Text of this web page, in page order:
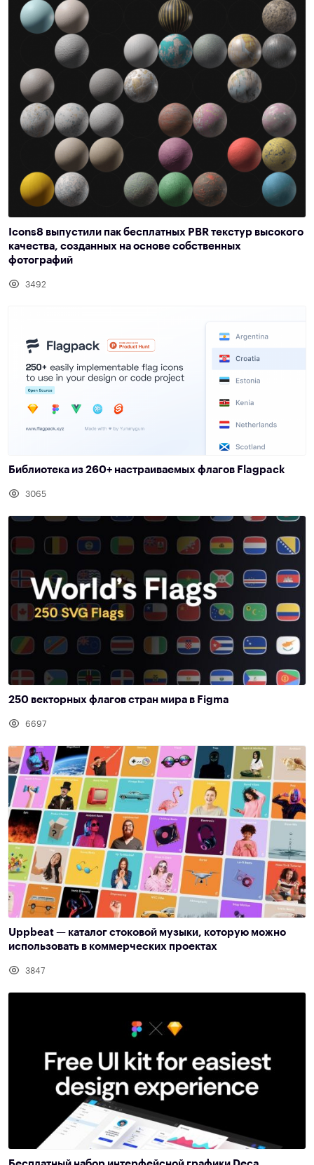
Icons8 выпустили пак бесплатных PBR текстур высокого
качества, созданных на основе собственных
фотографий
3492
Библиотека из 260+ настраиваемых флагов Flagpack
3065
250 векторных флагов стран мира в Figma
6697
Uppbeat — каталог стоковой музыки, которую можно
использовать в коммерческих проектах
3847